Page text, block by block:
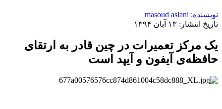
نویسنده: masoud aslani
تاریخ انتشار: ۱۳ آبان ۱۳۹۴
یک مرکز تعمیرات در چین قادر به ارتقای
حافظه‌ی آیفون و آیپد است